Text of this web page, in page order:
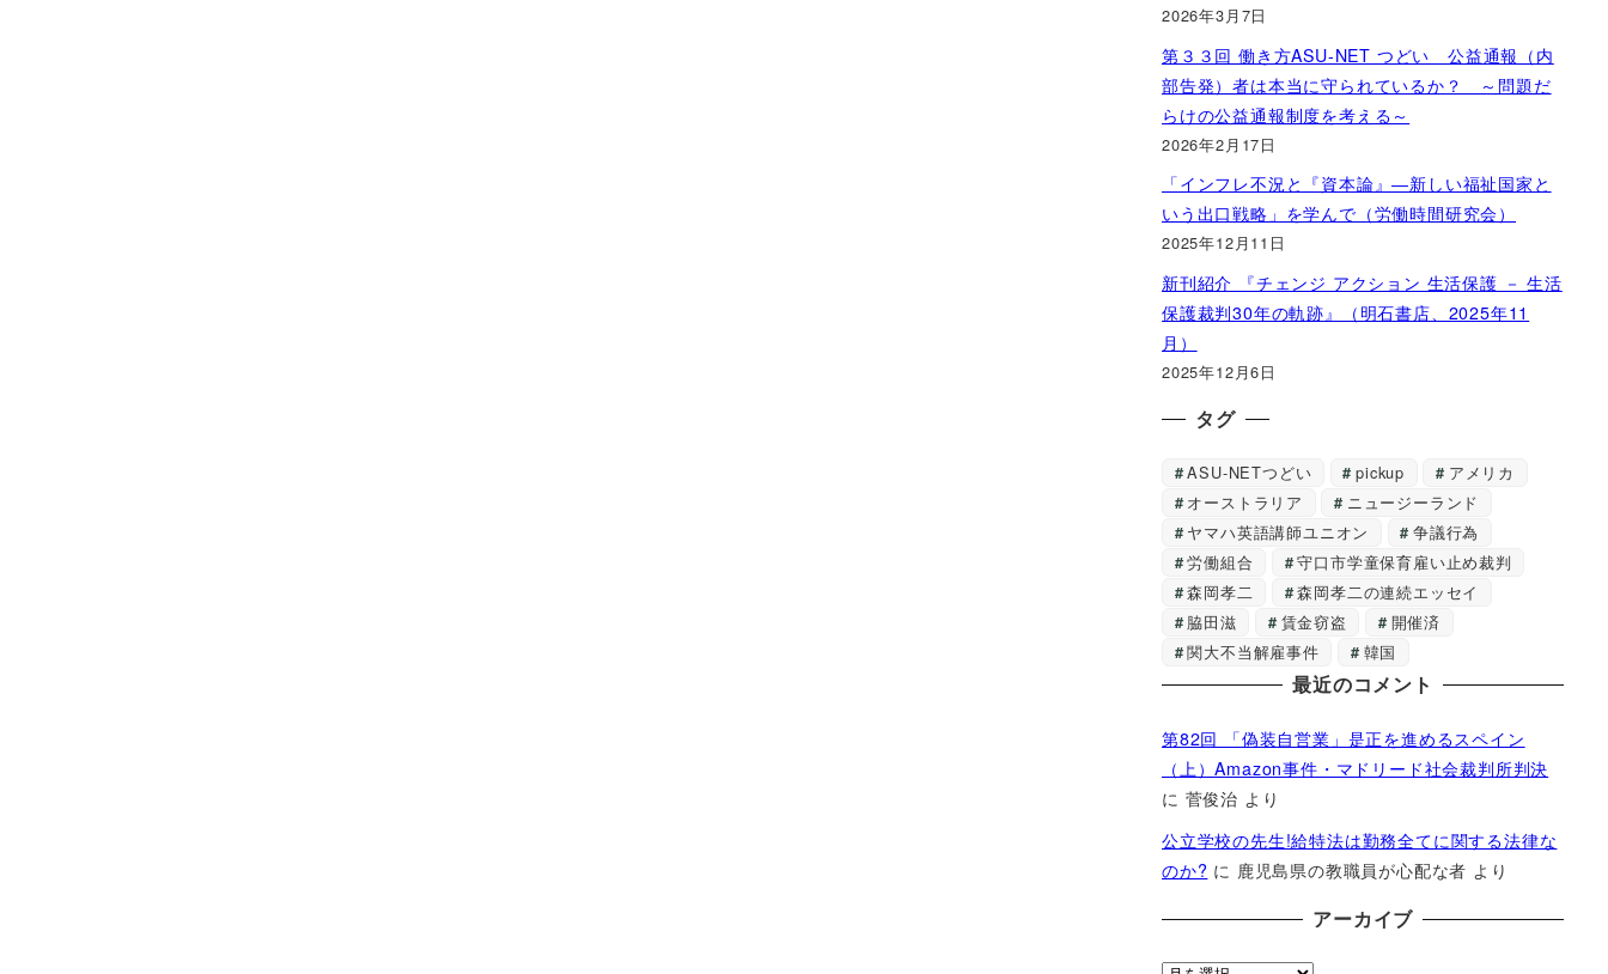
2026年3月7日
第３３回 働き方ASU-NET つどい 公益通報（内
部告発）者は本当に守られているか？ ～問題だ
らけの公益通報制度を考える～
2026年2月17日
「インフレ不況と『資本論』―新しい福祉国家と
いう出口戦略」を学んで（労働時間研究会）
2025年12月11日
新刊紹介 『チェンジ アクション 生活保護 － 生活
保護裁判30年の軌跡』（明石書店、2025年11
月）
2025年12月6日
タグ
ASU-NETつどい pickup
アメリカ
オーストラリア
ニュージーランド
ヤマハ英語講師ユニオン
争議行為
労働組合
守口市学童保育雇い止め裁判
森岡孝二
森岡孝二の連続エッセイ
脇田滋
賃金窃盗
開催済
関大不当解雇事件
韓国
最近のコメント
第82回 「偽装自営業」是正を進めるスペイン
（上）Amazon事件・マドリード社会裁判所判決
に 菅俊治 より
公立学校の先生!給特法は勤務全てに関する法律な
のか? に 鹿児島県の教職員が心配な者 より
アーカイブ